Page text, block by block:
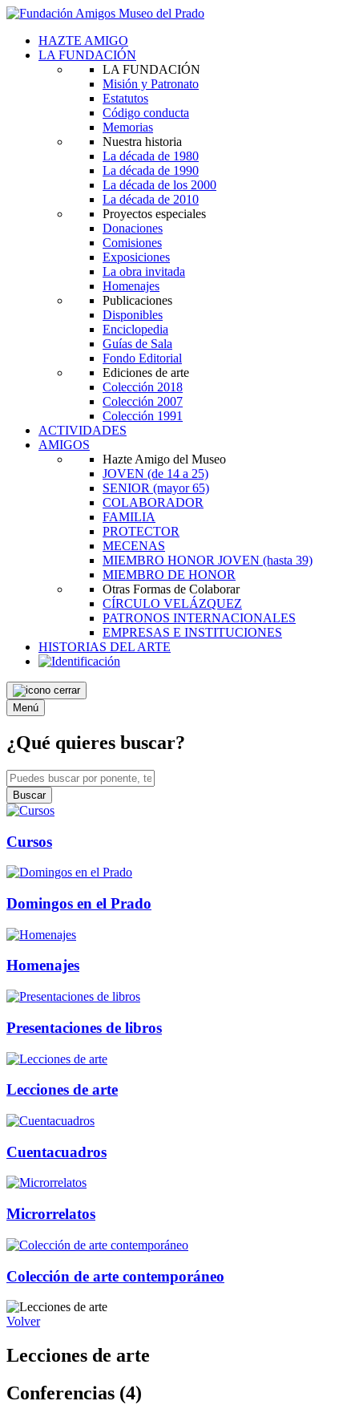
HAZTE AMIGO
LA FUNDACIÓN
LA FUNDACIÓN
Misión y Patronato
Estatutos
Código conducta
Memorias
Nuestra historia
La década de 1980
La década de 1990
La década de los 2000
La década de 2010
Proyectos especiales
Donaciones
Comisiones
Exposiciones
La obra invitada
Homenajes
Publicaciones
Disponibles
Enciclopedia
Guías de Sala
Fondo Editorial
Ediciones de arte
Colección 2018
Colección 2007
Colección 1991
ACTIVIDADES
AMIGOS
Hazte Amigo del Museo
JOVEN (de 14 a 25)
SENIOR (mayor 65)
COLABORADOR
FAMILIA
PROTECTOR
MECENAS
MIEMBRO HONOR JOVEN (hasta 39)
MIEMBRO DE HONOR
Otras Formas de Colaborar
CÍRCULO VELÁZQUEZ
PATRONOS INTERNACIONALES
EMPRESAS E INSTITUCIONES
HISTORIAS DEL ARTE
Menú
¿Qué quieres buscar?
Buscar
Cursos
Domingos en el Prado
Homenajes
Presentaciones de libros
Lecciones de arte
Cuentacuadros
Microrrelatos
Colección de arte contemporáneo
Volver
Lecciones de arte
Conferencias (4)